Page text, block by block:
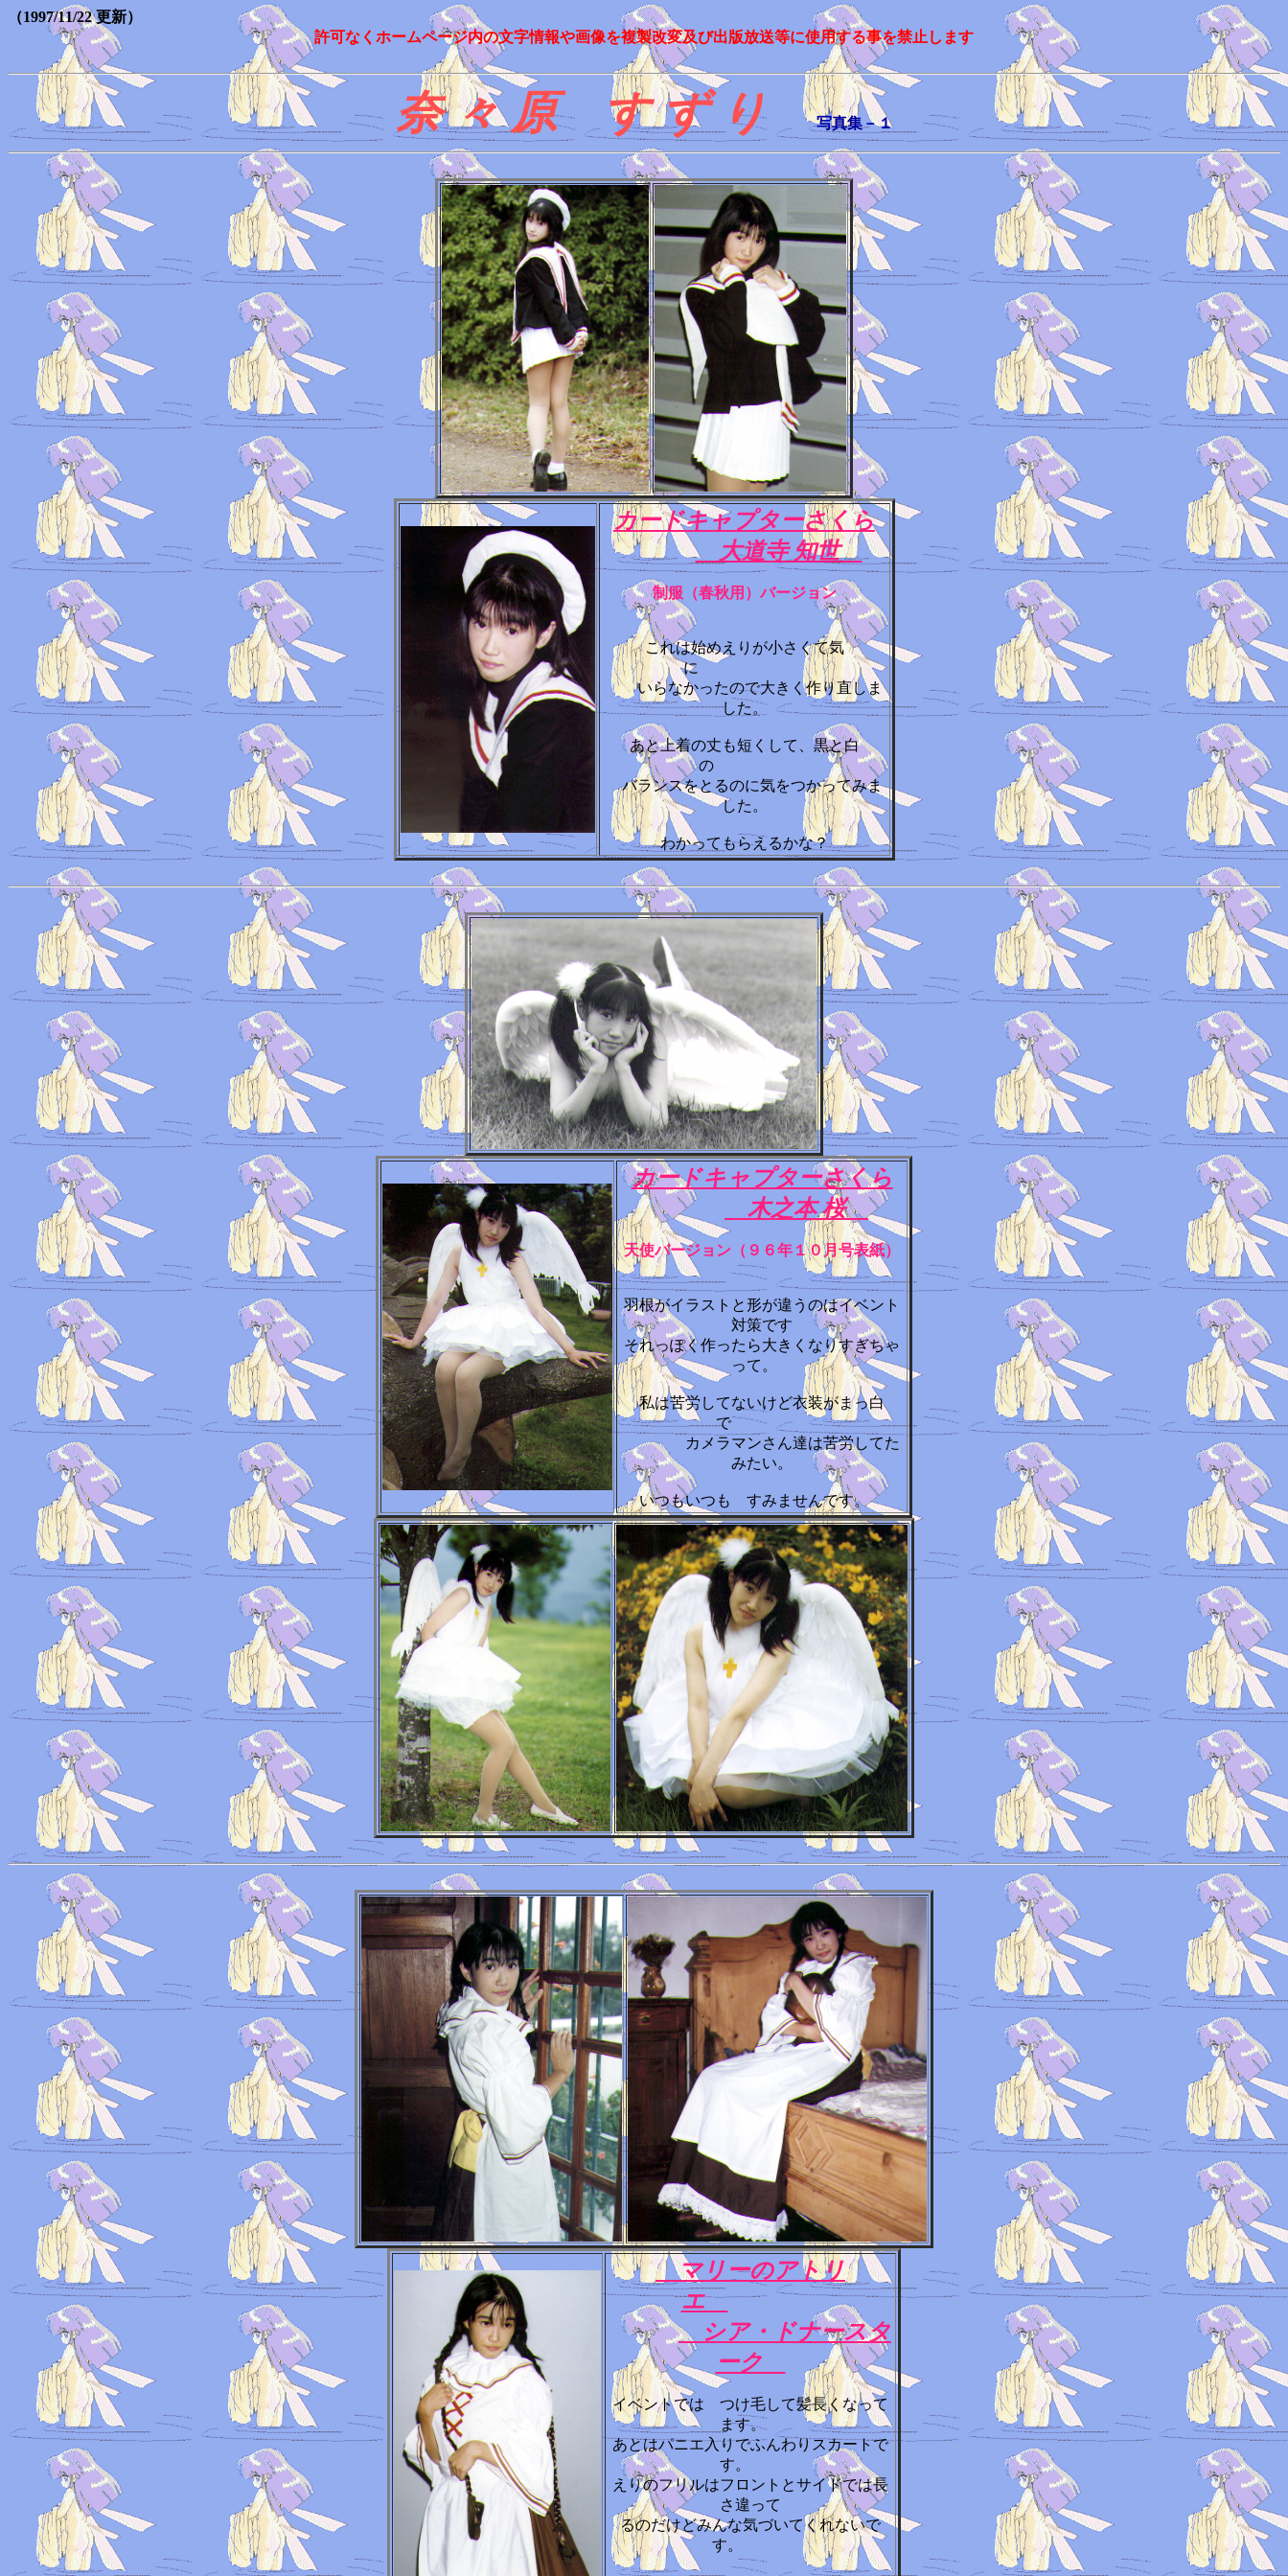
（1997/11/22 更新）
許可なくホームページ内の文字情報や画像を複製改変及び出版放送等に使用する事を禁止します
奈 々 原 す ず り 写真集－１
カードキャプターさくら
大道寺 知世
制服（春秋用）バージョン
これは始めえりが小さくて気
に
いらなかったので大きく作り直しま
した。
あと上着の丈も短くして、黒と白
の
バランスをとるのに気をつかってみま
した。
わかってもらえるかな？
カードキャプターさくら
木之本 桜
天使バージョン（９６年１０月号表紙）
羽根がイラストと形が違うのはイベント
対策です
それっぽく作ったら大きくなりすぎちゃ
って。
私は苦労してないけど衣装がまっ白
で
カメラマンさん達は苦労してた
みたい。
いつもいつも すみませんです。
マリーのアトリ
エ
シア・ドナースタ
ーク
イベントでは つけ毛して髪長くなって
ます。
あとはパニエ入りでふんわりスカートで
す。
えりのフリルはフロントとサイドでは長
さ違って
るのだけどみんな気づいてくれないで
す。